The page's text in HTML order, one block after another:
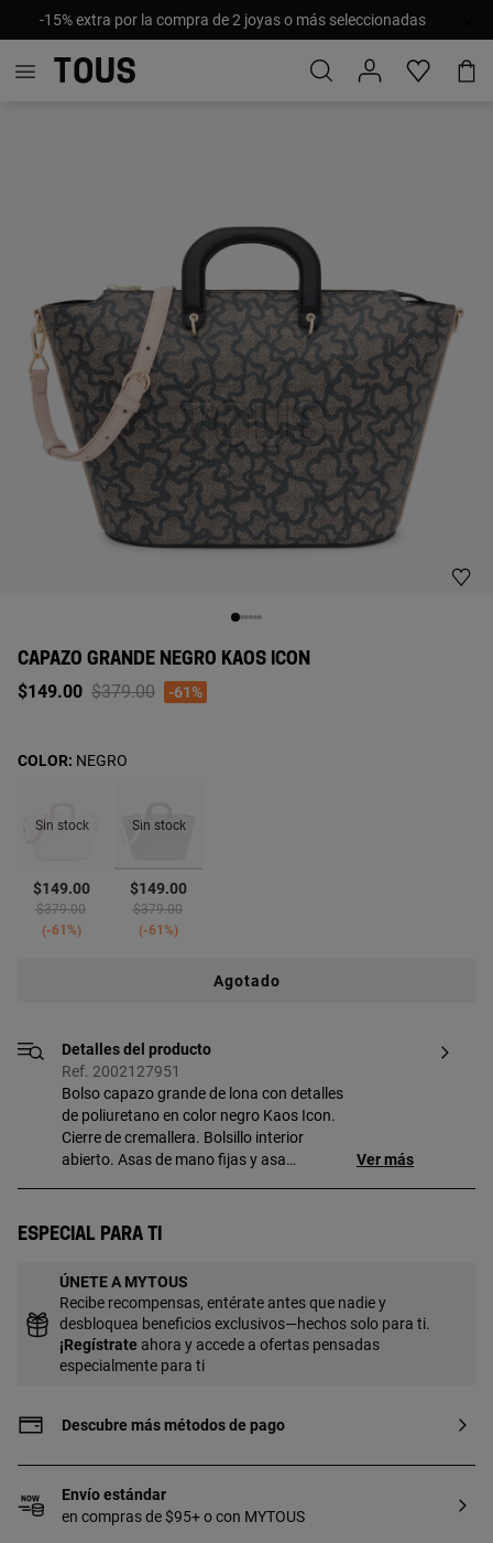
-15% extra por la compra de 2 joyas o más seleccionadas
CAPAZO GRANDE NEGRO KAOS ICON
$149.00 Price reduced from
$379.00to-61%
Sin stock
$149.00
Price reduced from
$379.00to
-61%
Sin stock
seleccionado
$149.00
Price reduced from
$379.00to
-61%
COLOR: NEGRO
Agotado
Detalles del producto
Ref. 2002127951
Bolso capazo grande de lona con detalles
de poliuretano en color negro Kaos Icon.
Cierre de cremallera. Bolsillo interior
abierto. Asas de mano fijas y asa
28,5 x 52 x 14,5 cm.
Ver más
Especial para ti
ÚNETE A MYTOUS
Recibe recompensas, entérate antes que nadie y
desbloquea beneficios exclusivos—hechos solo para ti.
¡Regístrate ahora y accede a ofertas pensadas
especialmente para ti
Descubre más métodos de pago
Envío estándar
en compras de $95+ o con MYTOUS